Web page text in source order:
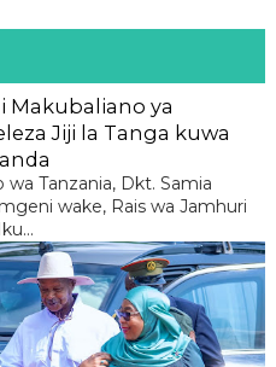
Makubaliano ya
Jiji la Tanga kuwa
Tanzania, Dkt. Samia
wake, Rais wa Jamhuri